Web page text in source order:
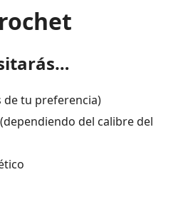
de tu preferencia)
del calibre del